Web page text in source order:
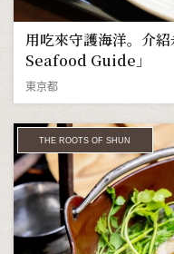
用吃來守護海洋。介
Seafood Guide」
東京都
THE ROOTS OF SHUN